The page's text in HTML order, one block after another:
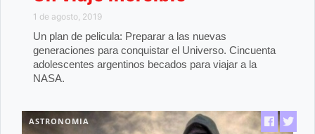
1 de agosto, 2019
Un plan de pelicula: Preparar a las nuevas
generaciones para conquistar el Universo. Cincuenta
adolescentes argentinos becados para viajar a la
NASA.
ASTRONOMIA